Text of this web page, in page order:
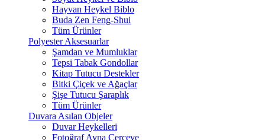
Hayvan Heykel Biblo
Buda Zen Feng-Shui
Tüm Ürünler
Polyester Aksesuarlar
Şamdan ve Mumluklar
Tepsi Tabak Gondollar
Kitap Tutucu Destekler
Bitki Çiçek ve Ağaçlar
Şişe Tutucu Şaraplık
Tüm Ürünler
Duvara Asılan Objeler
Duvar Heykelleri
Fotoğraf Ayna Çerçeve